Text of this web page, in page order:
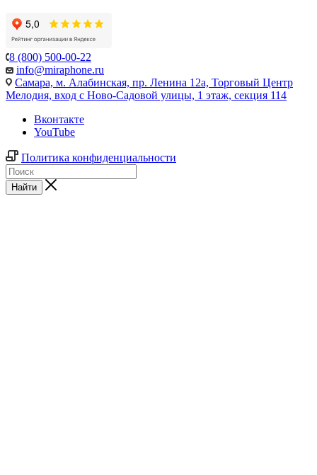
8 (800) 500-00-22
info@miraphone.ru
Самара, м. Алабинская, пр. Ленина 12а, Торговый Центр
Мелодия, вход с Ново-Садовой улицы, 1 этаж, секция 114
Вконтакте
YouTube
Политика конфиденциальности
Найти